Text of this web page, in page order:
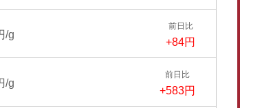
/g
前日比
+84円
/g
前日比
+583円